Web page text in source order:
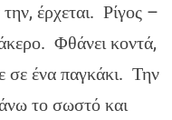
έρχεται. Ρίγος –
Φθάνει κοντά,
ένα παγκάκι. Την
το σωστό και